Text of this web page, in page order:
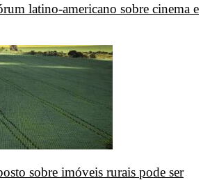
latino-americano sobre cinema e
sobre imóveis rurais pode ser